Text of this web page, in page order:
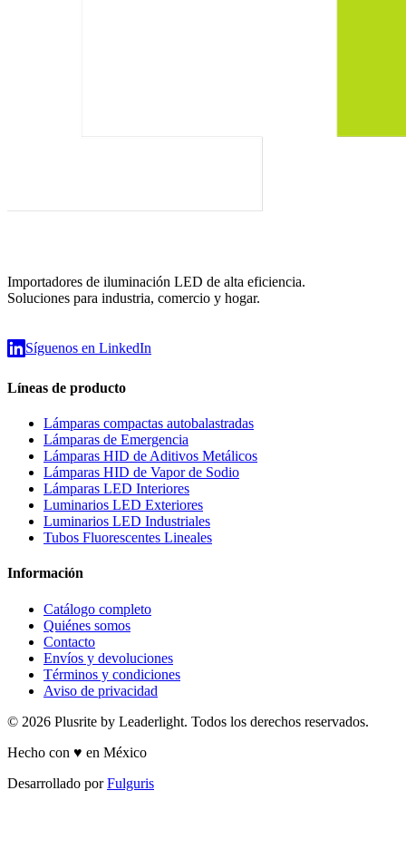
Importadores de iluminación LED de alta eficiencia.
Soluciones para industria, comercio y hogar.
Síguenos en LinkedIn
Líneas de producto
Lámparas compactas autobalastradas
Lámparas de Emergencia
Lámparas HID de Aditivos Metálicos
Lámparas HID de Vapor de Sodio
Lámparas LED Interiores
Luminarios LED Exteriores
Luminarios LED Industriales
Tubos Fluorescentes Lineales
Información
Catálogo completo
Quiénes somos
Contacto
Envíos y devoluciones
Términos y condiciones
Aviso de privacidad
© 2026 Plusrite by Leaderlight. Todos los derechos reservados.
Hecho con ♥ en México
Desarrollado porFulguris